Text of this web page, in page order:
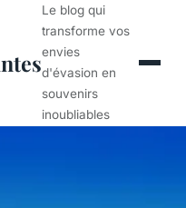
Le blog qui
transforme vos
envies
d'évasion en
souvenirs
inoubliables